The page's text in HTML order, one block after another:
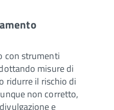
con strumenti
misure di
ridurre il rischio di
non corretto,
e